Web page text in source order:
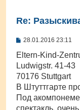
Re:
С
о
щ
е
н
и
е
28.01.2016 23:11
Eltern-Kind-
Ludwigstr. 41-43
70176 Stuttgart
В Штуттгарте
Под